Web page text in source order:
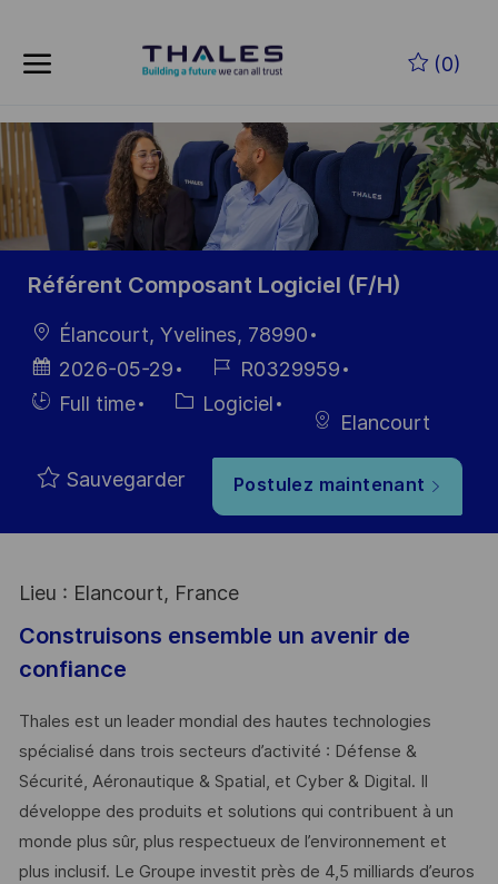
(0)
-
Référent Composant Logiciel (F/H)
localisation
Élancourt, Yvelines, 78990
Date
d’affichage
2026-05-29
Référence
du poste
R0329959
HiringFull time Catégorie
Logiciel
Elancourt
Sauvegarder Postulez maintenant
Lieu : Elancourt, France
Construisons ensemble un avenir de
confiance
Thales est un leader mondial des hautes technologies
spécialisé dans trois secteurs d’activité : Défense &
Sécurité, Aéronautique & Spatial, et Cyber & Digital. Il
développe des produits et solutions qui contribuent à un
monde plus sûr, plus respectueux de l’environnement et
plus inclusif. Le Groupe investit près de 4,5 milliards d’euros